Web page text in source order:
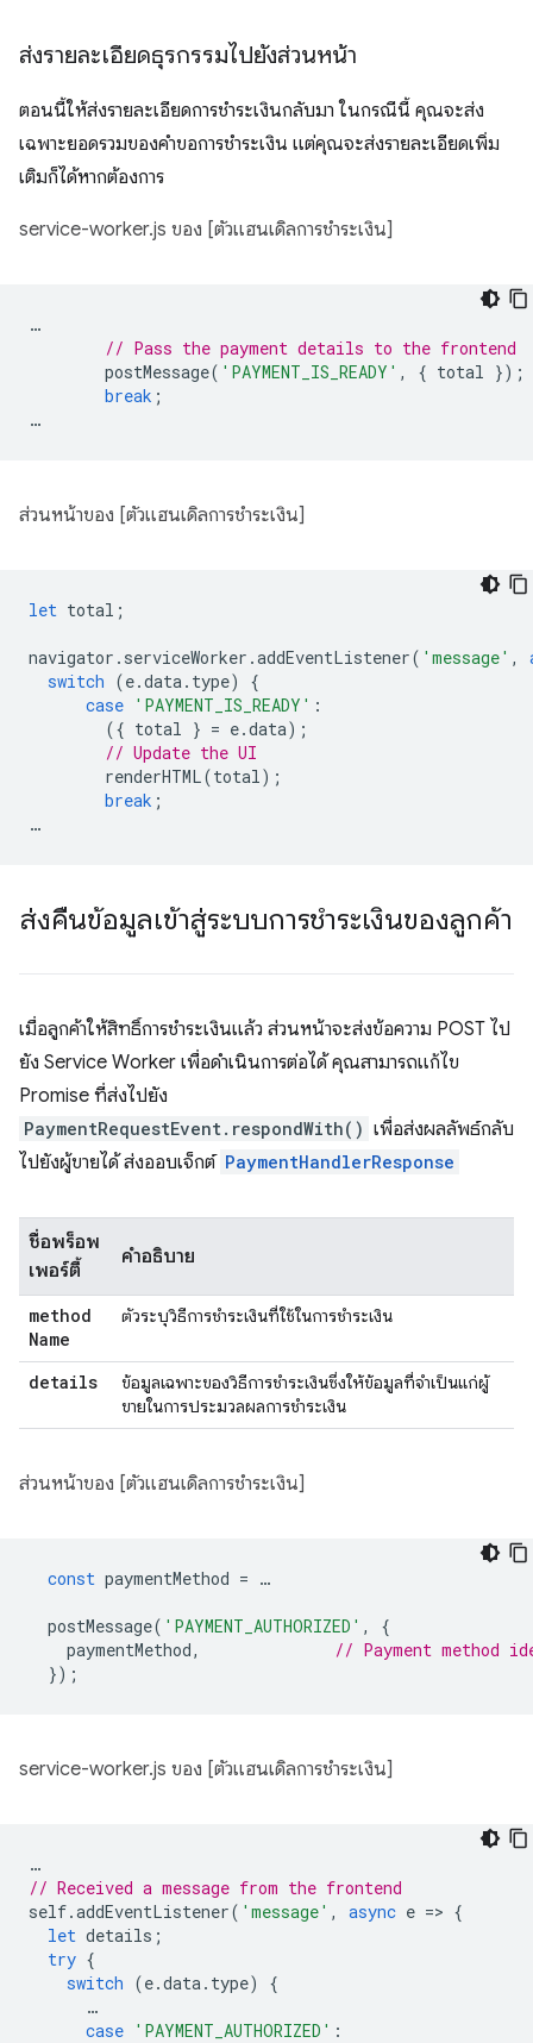
ส่งรายละเอียดธุรกรรมไปยังส่วนหน้า
ตอนนี้ให้ส่งรายละเอียดการชำระเงินกลับมา ในกรณีนี้ คุณจะส่ง
เฉพาะยอดรวมของคำขอการชำระเงิน แต่คุณจะส่งรายละเอียดเพิ่ม
เติมก็ได้หากต้องการ
service-worker.js ของ [ตัวแฮนเดิลการชำระเงิน]
…
// Pass the payment details to the frontend
postMessage( 'PAYMENT_IS_READY' , { total });
break ;
…
ส่วนหน้าของ [ตัวแฮนเดิลการชำระเงิน]
let total ;
navigator . serviceWorker .addEventListener( 'message' ,
switch (e.data. type)
{
case 'PAYMENT_IS_READY' :
({ total } = e.data);
// Update the UI
renderHTML(total);
break ;
…
ส่งคืนข้อมูลเข้าสู่ระบบการชำระเงินของลูกค้า
เมื่อลูกค้าให้สิทธิ์การชำระเงินแล้ว ส่วนหน้าจะส่งข้อความ POST ไป
ยัง Service Worker เพื่อดำเนินการต่อได้ คุณสามารถแก้ไข
Promise ที่ส่งไปยัง
PaymentRequestEvent.respondWith() เพื่อส่งผลลัพธ์กลับ
ไปยังผู้ขายได้ ส่งออบเจ็กต์ PaymentHandlerResponse
ชื่อพร็อพ
เพอร์ตี้
คำอธิบาย
method
Name
ตัวระบุวิธีการชำระเงินที่ใช้ในการชำระเงิน
details
ข้อมูลเฉพาะของวิธีการชำระเงินซึ่งให้ข้อมูลที่จำเป็นแก่ผู้
ขายในการประมวลผลการชำระเงิน
ส่วนหน้าของ [ตัวแฮนเดิลการชำระเงิน]
const paymentMethod = …
postMessage( 'PAYMENT_AUTHORIZED' ,
{
paymentMethod,
// Payment method
});
service-worker.js ของ [ตัวแฮนเดิลการชำระเงิน]
…
// Received a message from the frontend
self.addEventListener( 'message' , async e => {
let details ;
try {
switch (e.data. type)
{
…
case 'PAYMENT_AUTHORIZED' :